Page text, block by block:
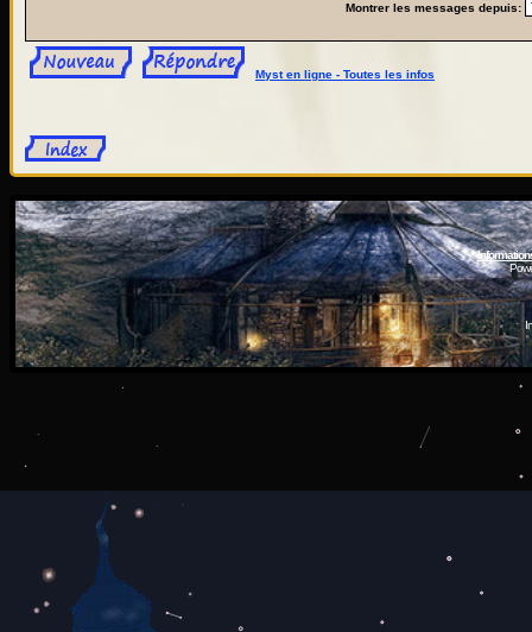
Montrer les messages depuis:
Myst en ligne - Toutes les infos